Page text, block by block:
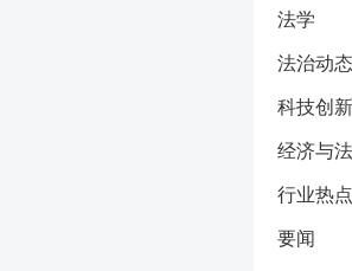
法学
法治动态
科技创新
经济与法
行业热点
要闻